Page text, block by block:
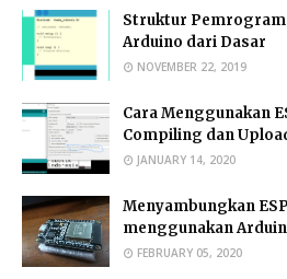
Struktur
Arduino dari Dasar
NOVEMBER 22, 2019
Cara Menggunakan
Compiling dan
JANUARY 14, 2020
Menyambungkan
menggunakan
FEBRUARY 05, 2020